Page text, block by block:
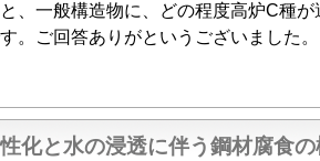
、一般構造物に、どの程度高炉C種
。ご回答ありがというございました。
化と水の浸透に伴う鋼材腐食